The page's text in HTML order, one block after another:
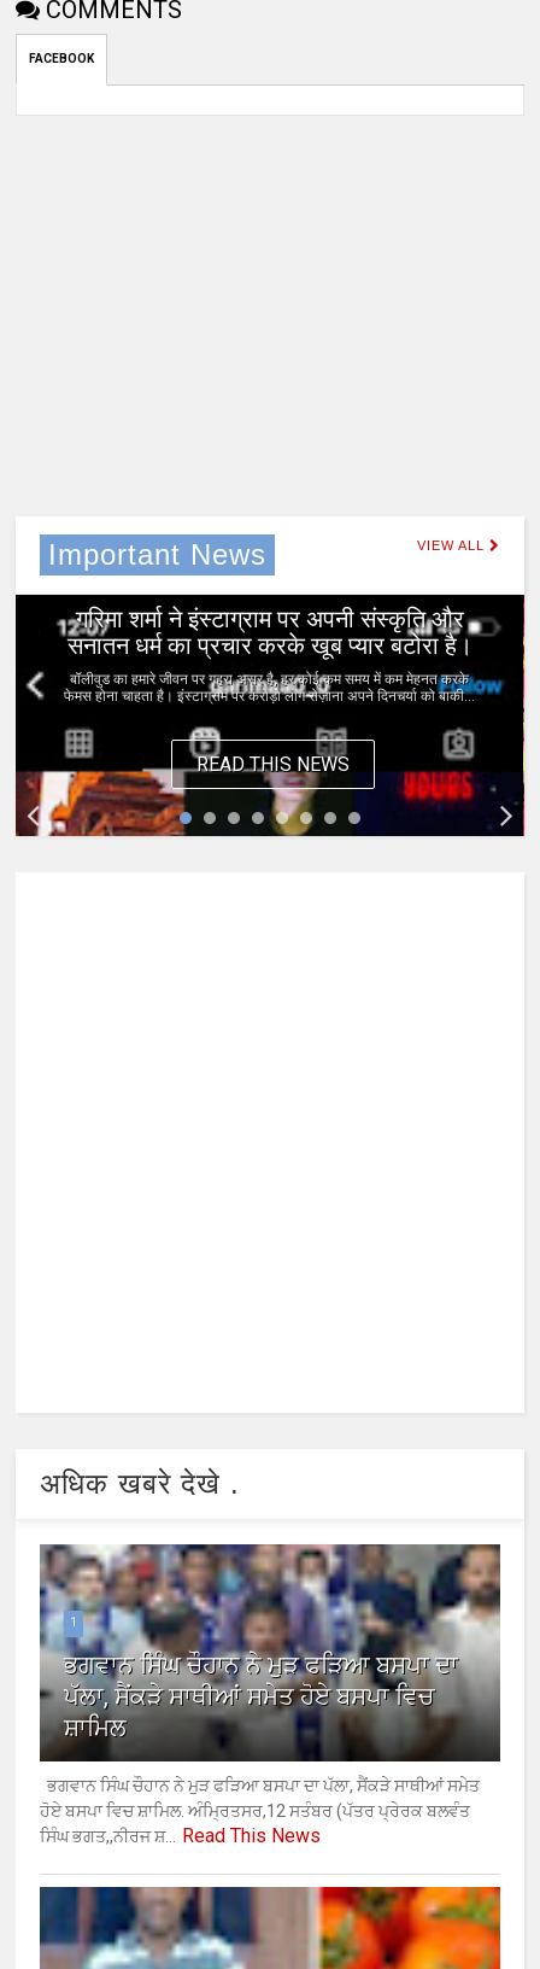
COMMENTS
FACEBOOK
Important News VIEW ALL
गरिमा शर्मा ने इंस्टाग्राम पर अपनी संस्कृति और
सनातन धर्म का प्रचार करके खूब प्यार बटोरा है।
बॉलीवुड का हमारे जीवन पर गहरा असर है, हर कोई कम समय में कम मेहनत करके
फेमस होना चाहता है। इंस्टाग्राम पर करोड़ो लोग रोज़ाना अपने दिनचर्या को बाकी...
READ THIS NEWS
अधिक खबरे देखे .
1
ਭਗਵਾਨ ਸਿੰਘ ਚੌਹਾਨ ਨੇ ਮੁੜ ਫੜਿਆ ਬਸਪਾ ਦਾ
ਪੱਲਾ, ਸੈਂਕੜੇ ਸਾਥੀਆਂ ਸਮੇਤ ਹੋਏ ਬਸਪਾ ਵਿਚ
ਸ਼ਾਮਿਲ
ਭਗਵਾਨ ਸਿੰਘ ਚੌਹਾਨ ਨੇ ਮੁੜ ਫੜਿਆ ਬਸਪਾ ਦਾ ਪੱਲਾ, ਸੈਂਕੜੇ ਸਾਥੀਆਂ ਸਮੇਤ
ਹੋਏ ਬਸਪਾ ਵਿਚ ਸ਼ਾਮਿਲ. ਅੰਮ੍ਰਿਤਸਰ,12 ਸਤੰਬਰ (ਪੱਤਰ ਪ੍ਰੇਰਕ ਬਲਵੰਤ
ਸਿੰਘ ਭਗਤ,,ਨੀਰਜ ਸ਼...
Read This News